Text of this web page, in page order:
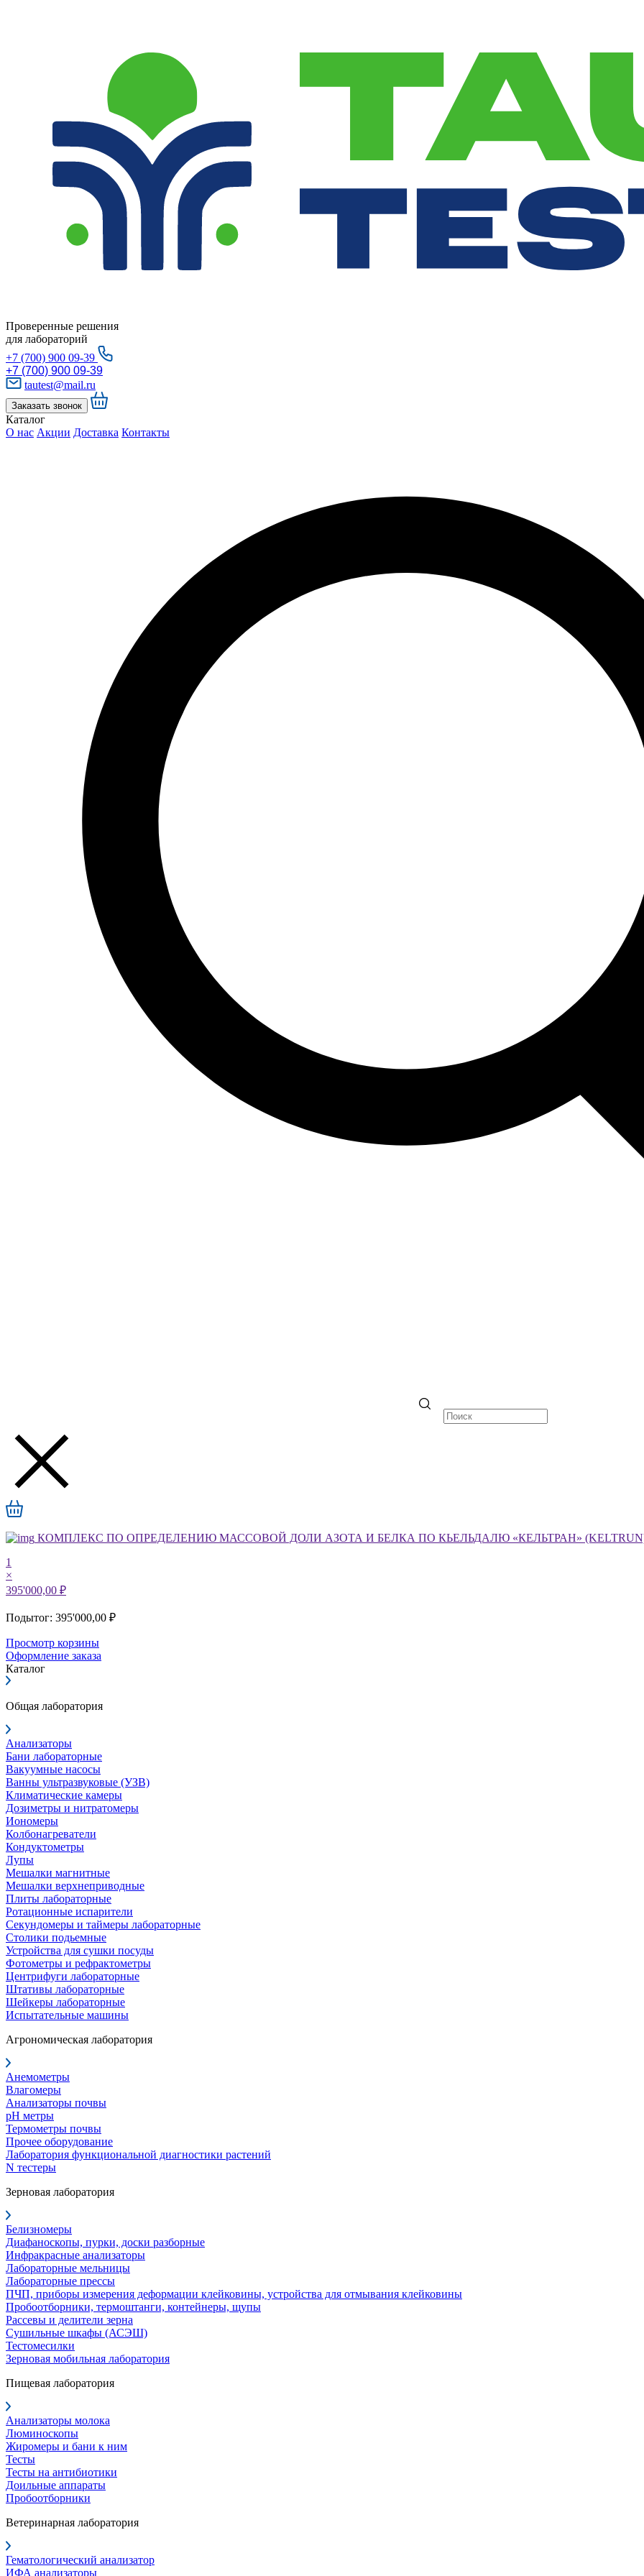
Проверенные решения
для лабораторий
+7 (700) 900 09-39
+7 (700) 900 09-39
tautest@mail.ru
Заказать звонок
Каталог
О нас Акции Доставка Контакты
КОМПЛЕКС ПО ОПРЕДЕЛЕНИЮ МАССОВОЙ ДОЛИ АЗОТА И БЕЛКА ПО КЬЕЛЬДАЛЮ «КЕЛЬТРАН»
1
×
395'000,00 ₽
Подытог: 395'000,00 ₽
Просмотр корзины
Оформление заказа
Каталог
Общая лаборатория
Анализаторы
Бани лабораторные
Вакуумные насосы
Ванны ультразвуковые (УЗВ)
Климатические камеры
Дозиметры и нитратомеры
Иономеры
Колбонагреватели
Кондуктометры
Лупы
Мешалки магнитные
Мешалки верхнеприводные
Плиты лабораторные
Ротационные испарители
Секундомеры и таймеры лабораторные
Столики подьемные
Устройства для сушки посуды
Фотометры и рефрактометры
Центрифуги лабораторные
Штативы лабораторные
Шейкеры лабораторные
Испытательные машины
Агрономическая лаборатория
Анемометры
Влагомеры
Анализаторы почвы
pH метры
Термометры почвы
Прочее оборудование
Лаборатория функциональной диагностики растений
N тестеры
Зерновая лаборатория
Белизномеры
Диафаноскопы, пурки, доски разборные
Инфракрасные анализаторы
Лабораторные мельницы
Лабораторные прессы
ПЧП, приборы измерения деформации клейковины, устройства для отмывания клейковины
Пробоотборники, термоштанги, контейнеры, щупы
Рассевы и делители зерна
Сушильные шкафы (АСЭШ)
Тестомесилки
Зерновая мобильная лаборатория
Пищевая лаборатория
Анализаторы молока
Люминоскопы
Жиромеры и бани к ним
Тесты
Тесты на антибиотики
Доильные аппараты
Пробоотборники
Ветеринарная лаборатория
Гематологический анализатор
ИФА анализаторы